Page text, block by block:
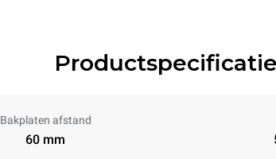
Bakplaten afstand
60 mm